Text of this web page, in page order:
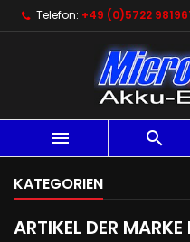
Telefon: +49 (0)5722
 
KATEGORIEN
ARTIKEL DER